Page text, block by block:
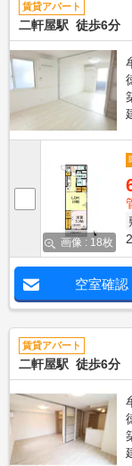
賃貸アパート
二軒屋駅 徒歩6分
画像 : 18枚
空室確認
賃貸アパート
二軒屋駅 徒歩6分